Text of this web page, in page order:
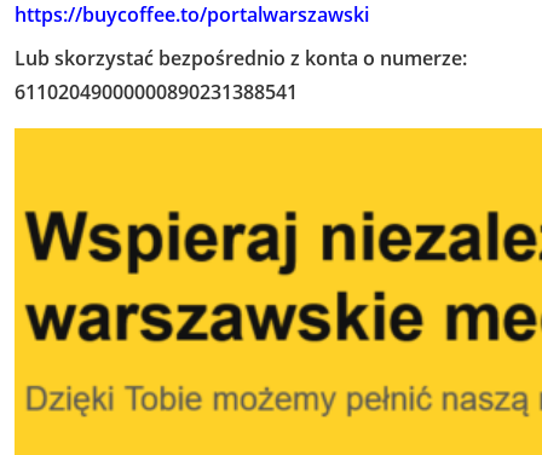
https://buycoffee.to/portalwarszawski
Lub skorzystać bezpośrednio z konta o numerze:
61102049000000890231388541